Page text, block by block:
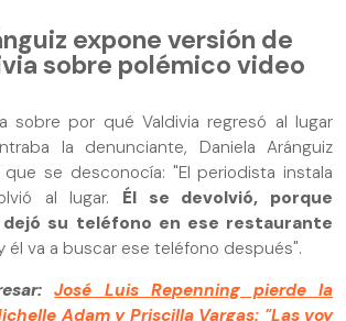
expone versión de
sobre polémico video
sobre por qué Valdivia regresó al lugar
la denunciante, Daniela Aránguiz
se desconocía: "El periodista instala
al lugar. Él se devolvió, porque
su teléfono en ese restaurante
él va a buscar ese teléfono después".
José Luis Repenning pierde la
Adam y Priscilla Vargas: "Las voy